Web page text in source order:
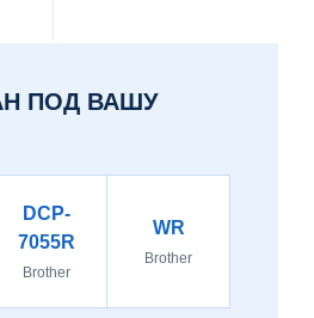
ПОД ВАШУ
DCP-
7055R
Brother
WR
Brother